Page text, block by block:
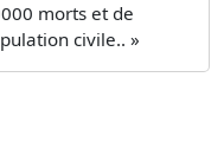
morts et de
civile.. »